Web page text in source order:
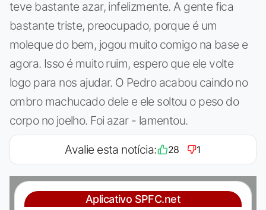
teve bastante azar, infelizmente. A gente fica
bastante triste, preocupado, porque é um
moleque do bem, jogou muito comigo na base e
agora. Isso é muito ruim, espero que ele volte
logo para nos ajudar. O Pedro acabou caindo no
ombro machucado dele e ele soltou o peso do
corpo no joelho. Foi azar - lamentou.
Avalie esta notícia: 28 1
Aplicativo SPFC.net